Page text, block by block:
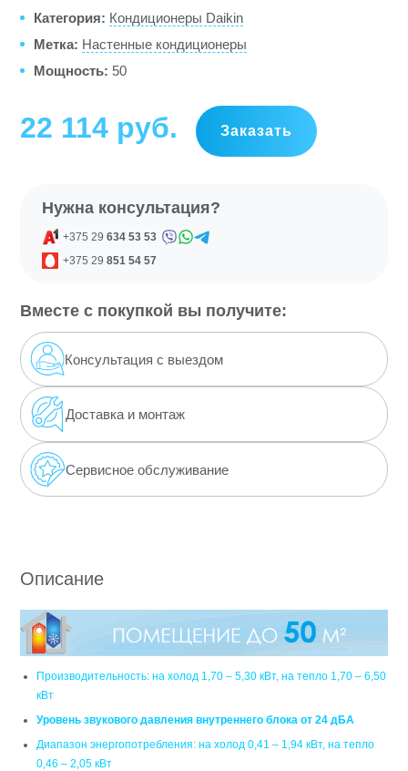
Категория: Кондиционеры Daikin
Метка: Настенные кондиционеры
Мощность: 50
22 114 руб Заказать
Нужна консультация?
+375 29634 53 53
+375 29851 54 57
Вместе с покупкой вы получите:
Консультация с выездом
Доставка и монтаж
Сервисное обслуживание
Описание
Производительность: на холод 1,70 – 5,30 кВт, на тепло 1,70 – 6,50
кВт
Уровень звукового давления внутреннего блока от 24 дБА
Диапазон энергопотребления: на холод 0,41 – 1,94 кВт, на тепло
0,46 – 2,05 кВт